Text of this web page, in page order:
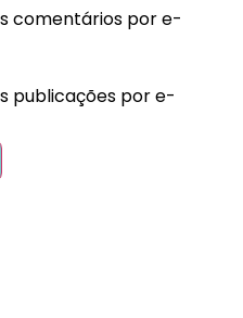
comentários por e-
publicações por e-